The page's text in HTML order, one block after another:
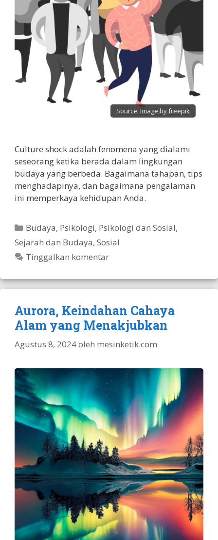
Source: Image by freepik
Culture shock adalah fenomena yang dialami
seseorang ketika berada dalam lingkungan
budaya yang berbeda. Bagaimana tahapan, tips
menghadapinya, dan bagaimana pengalaman
ini memperkaya kehidupan Anda.
Kategori
Budaya, Psikologi, Psikologi dan Sosial,
Sejarah dan Budaya, Sosial
Tinggalkan komentar
Aurora, Keindahan Cahaya
Alam yang Menakjubkan
Agustus 8, 2024oleh mesinketik.com